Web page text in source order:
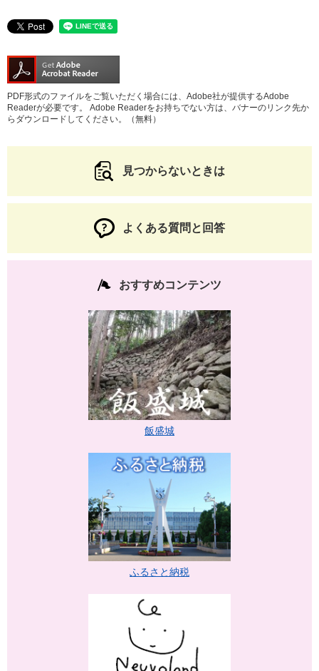
PDF形式のファイルをご覧いただく場合には、Adobe社が提供するAdobe
Readerが必要です。
Adobe Readerをお持ちでない方は、バナーのリンク先か
らダウンロードしてください。（無料）
見つからないときは
よくある質問と回答
おすすめコンテンツ
飯盛城
ふるさと納税